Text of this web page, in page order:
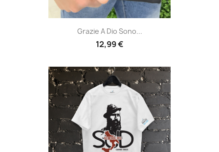
Grazie A Dio Sono...
12,99 €